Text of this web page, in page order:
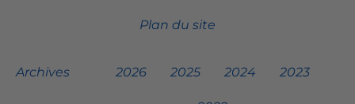
Plan du site
Archives 2026 2025 2024 2023